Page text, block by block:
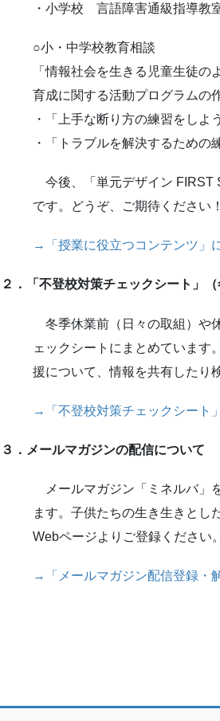
・小学校 言語障害通級指導教
○小・中学校教育相談
「情報社会を生きる児童生徒
育成に関する活動プログラムの
・「上手な断り方の練習をしよ
・「トラブルを解決するための
今後、「単元デザイン FIRST
です。どうぞ、ご期待ください！
→「授業に役立つコンテンツ」
２．「不登校対策チェックシート」
冬季休業前（日々の取組）や
ェックシートにまとめています
援について、情報を共有したり
→「不登校対策チェックシート
３．メールマガジンの配信について
メールマガジン「ミネルバ」
ます。子供たちの生き生きとし
Webページよりご登録ください。
→「メールマガジン配信登録・